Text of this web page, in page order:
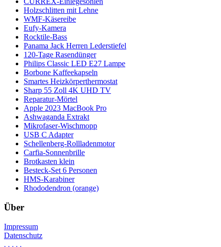
Holzschlitten mit Lehne
WMF-Käsereibe
Eufy-Kamera
Rocktile-Bass
Panama Jack Herren Lederstiefel
120-Tage Rasendünger
Philips Classic LED E27 Lampe
Borbone Kaffeekapseln
Smartes Heizkörperthermostat
Sharp 55 Zoll 4K UHD TV
Reparatur-Mörtel
Apple 2023 MacBook Pro
Ashwaganda Extrakt
Mikrofaser-Wischmopp
USB C Adapter
Schellenberg-Rollladenmotor
Carfia-Sonnenbrille
Brotkasten klein
Besteck-Set 6 Personen
HMS-Karabiner
Rhododendron (orange)
Über
Impressum
Datenschutz
. . . . .